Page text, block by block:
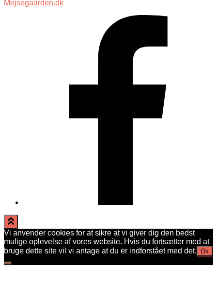
Mejsegaarden.dk
Vi anvender cookies for at sikre at vi giver dig den bedst
mulige oplevelse af vores website. Hvis du fortsætter med at
bruge dette site vil vi antage at du er indforstået med det. Ok